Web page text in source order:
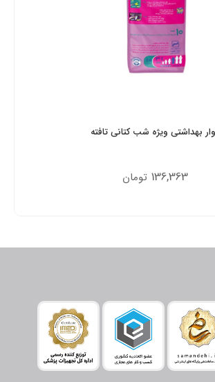
بهداشتی ویژه شب کتانی تافته
136,363 تومان